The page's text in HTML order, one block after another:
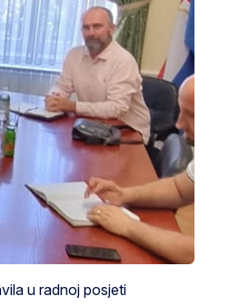
u radnoj posjeti